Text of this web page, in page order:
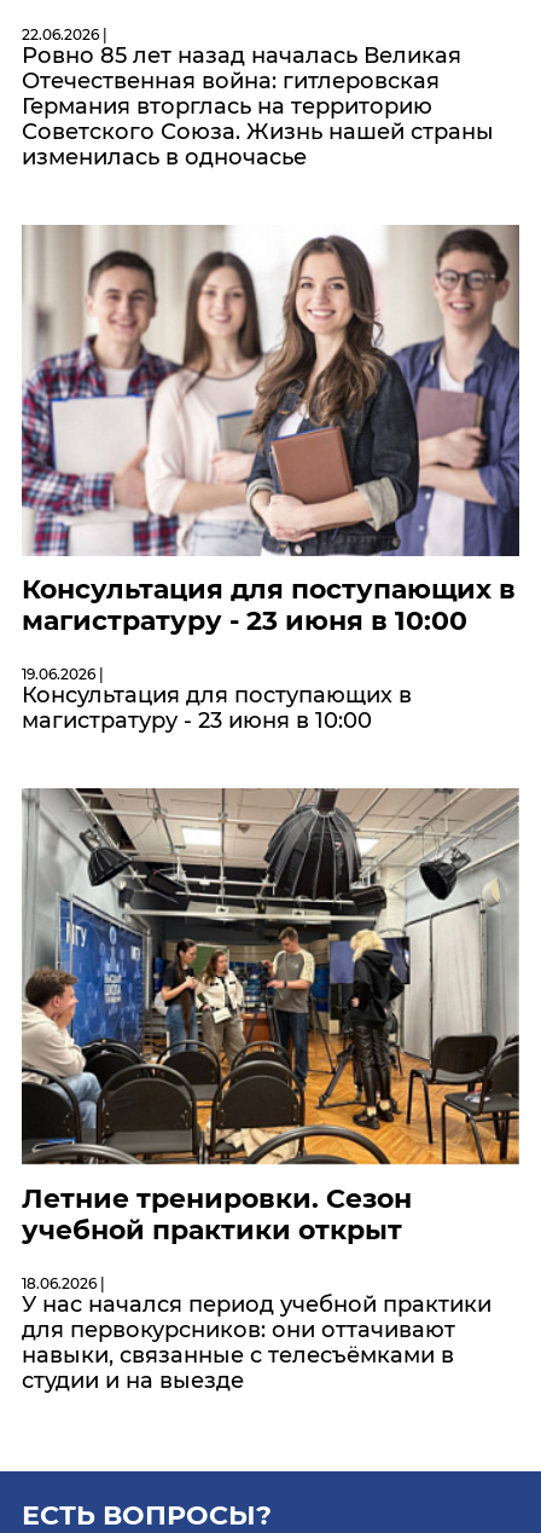
22.06.2026 |
Ровно 85 лет назад началась Великая
Отечественная война: гитлеровская
Германия вторглась на территорию
Советского Союза. Жизнь нашей страны
изменилась в одночасье
Консультация для поступающих в
магистратуру - 23 июня в 10:00
19.06.2026 |
Консультация для поступающих в
магистратуру - 23 июня в 10:00
Летние тренировки. Сезон
учебной практики открыт
18.06.2026 |
У нас начался период учебной практики
для первокурсников: они оттачивают
навыки, связанные с телесъёмками в
студии и на выезде
ЕСТЬ ВОПРОСЫ?